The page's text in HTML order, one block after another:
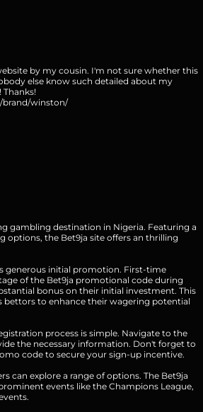
by my cousin. I'm not sure whether this
else know such detailed about my
brand/winston/
gambling destination in Nigeria. Featuring a
options, the Bet9ja site offers an thrilling
generous initial promotion. First-time
of the Bet9ja promotional code during
bonus on their initial investment. This
to enhance their wagering potential
process is simple. Navigate to the
the necessary information. Don't forget to
code to secure your sign-up incentive.
can explore a range of options. The Bet9ja
events like the Champions League,